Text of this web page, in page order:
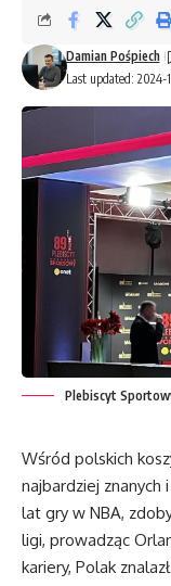
Last updated: 2024-
Damian Pośpiech
Plebiscyt
Wśród polskich
najbardziej znanych
lat gry w NBA,
ligi, prowadząc
kariery, Polak